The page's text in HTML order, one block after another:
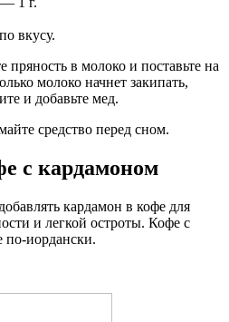
вкусу.
пряность в молоко и поставьте на
молоко начнет закипать,
и добавьте мед.
средство перед сном.
с кардамоном
кардамон в кофе для
и легкой остроты. Кофе с
по-иордански.